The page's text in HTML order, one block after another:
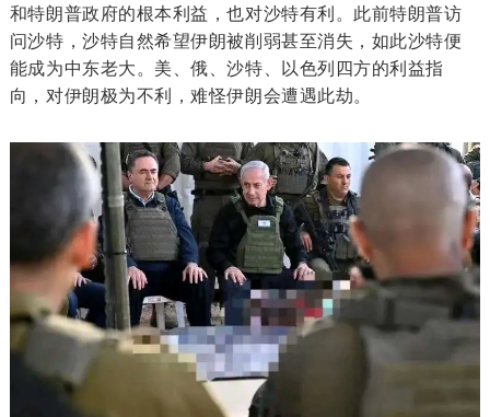
和特朗普政府的根本利益，也对沙特有利。此前特朗普访
问沙特，沙特自然希望伊朗被削弱甚至消失，如此沙特便
能成为中东老大。美、俄、沙特、以色列四方的利益指
向，对伊朗极为不利，难怪伊朗会遭遇此劫。